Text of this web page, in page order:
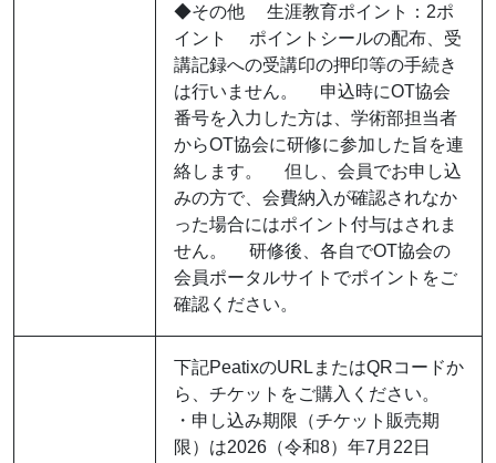
◆その他 生涯教育ポイント：2ポ
イント ポイントシールの配布、受
講記録への受講印の押印等の手続き
は行いません。 申込時にOT協会
番号を入力した方は、学術部担当者
からOT協会に研修に参加した旨を連
絡します。 但し、会員でお申し込
みの方で、会費納入が確認されなか
った場合にはポイント付与はされま
せん。 研修後、各自でOT協会の
会員ポータルサイトでポイントをご
確認ください。
下記PeatixのURLまたはQRコードか
ら、チケットをご購入ください。
・申し込み期限（チケット販売期
限）は2026（令和8）年7月22日